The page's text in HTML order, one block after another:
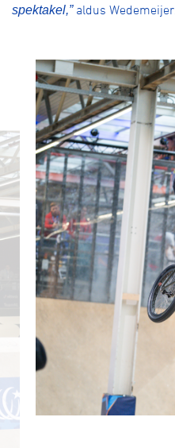
spektakel,”aldus Wedemeijer.